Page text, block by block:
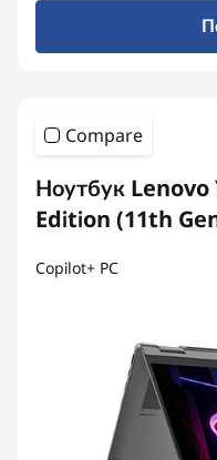
Compare
Ноутбук Lenovo
Edition (11th
Copilot+ PC